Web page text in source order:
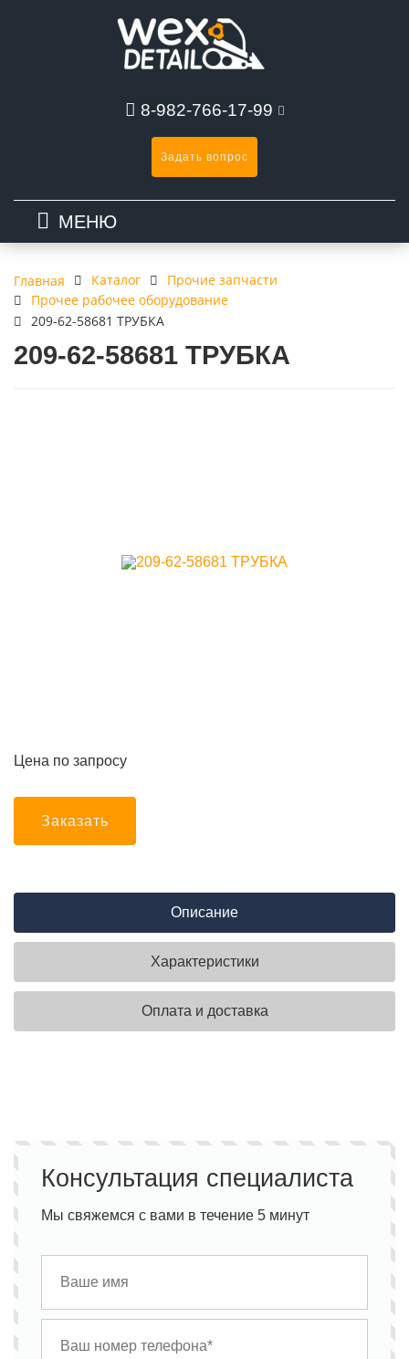
8-982-766-17-99
Задать вопрос
МЕНЮ
Главная Каталог
Прочие запчасти
Прочее рабочее оборудование
209-62-58681 ТРУБКА
209-62-58681 ТРУБКА
Цена по запросу
Заказать
Описание
Характеристики
Оплата и доставка
Консультация специалиста
Мы свяжемся с вами в течение 5 минут